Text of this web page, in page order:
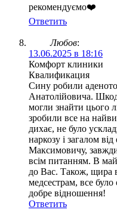
рекомендуємо❤️
Ответить
Любов:
13.06.2025 в 18:16
Комфорт клиники
Квалификация
Сину робили
Анатолійовича.
могли знайти цього
зробили все на
дихає, не було
наркозу і загалом
Максимовичу, завжди
всім питанням. В
до Вас. Також, щира
медсестрам, все
добре відношення!
Ответить